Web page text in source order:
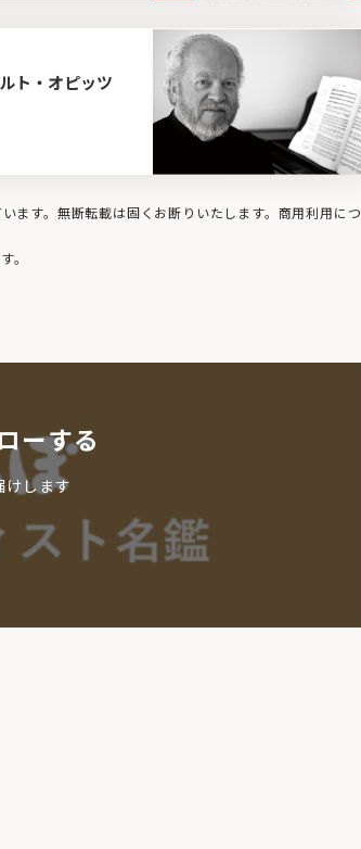
ト・オピッツ
ます。無断転載は固くお断りいたします。商用利用につ
。
ーする
けします